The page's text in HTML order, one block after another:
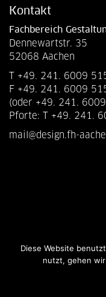
Kontakt
Fachbereich
Dennewartstr. 35
52068 Aachen
T +49. 241. 6009
F +49. 241. 6009
(oder +49. 241.
Pforte: T +49. 241.
mail@design.fh-
Diese Website
nutzt, gehen